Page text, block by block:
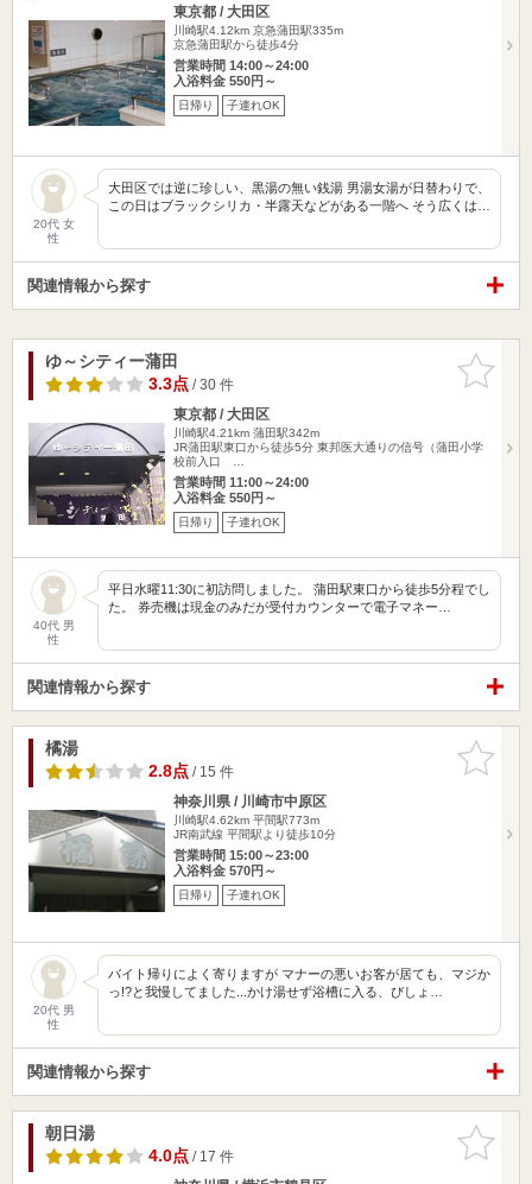
東京都 / 大田区
川崎駅4.12km 京急蒲田駅335m
京急蒲田駅から徒歩4分
営業時間 14:00～24:00
入浴料金 550円～
日帰り 子連れOK
20代 女
性
大田区では逆に珍しい、黒湯の無い銭湯 男湯女湯が日替わりで、
この日はブラックシリカ・半露天などがある一階へ そう広くは…
関連情報から探す
お気に入
りに追加
ゆ～シティー蒲田
3.3点/ 30 件
東京都 / 大田区
川崎駅4.21km 蒲田駅342m
JR蒲田駅東口から徒歩5分 東邦医大通りの信号（蒲田小学
校前入口 …
営業時間 11:00～24:00
入浴料金 550円～
日帰り 子連れOK
40代 男
性
平日水曜11:30に初訪問しました。 蒲田駅東口から徒歩5分程でし
た。 券売機は現金のみだが受付カウンターで電子マネー…
関連情報から探す
お気に入
りに追加
橘湯
2.8点/ 15 件
神奈川県 / 川崎市中原区
川崎駅4.62km 平間駅773m
JR南武線 平間駅より徒歩10分
営業時間 15:00～23:00
入浴料金 570円～
日帰り 子連れOK
20代 男
性
バイト帰りによく寄りますが マナーの悪いお客が居ても、マジか
っ!?と我慢してました...かけ湯せず浴槽に入る、びしょ…
関連情報から探す
お気に入
りに追加
朝日湯
4.0点/ 17 件